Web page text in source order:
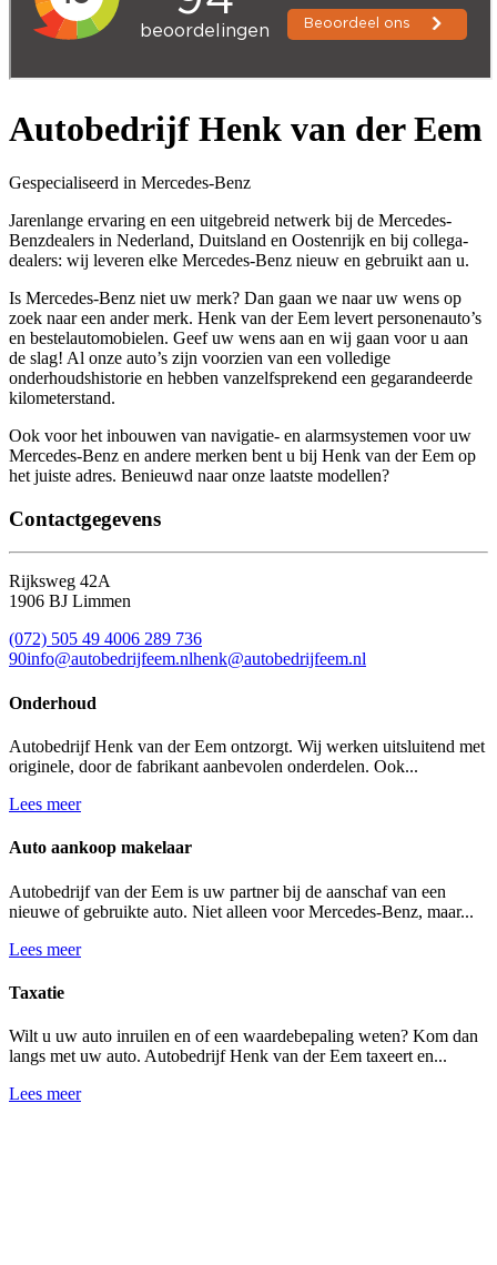
Autobedrijf Henk van der Eem
Gespecialiseerd in Mercedes-Benz
Jarenlange ervaring en een uitgebreid netwerk bij de Mercedes-
Benzdealers in Nederland, Duitsland en Oostenrijk en bij collega-
dealers: wij leveren elke Mercedes-Benz nieuw en gebruikt aan u.
Is Mercedes-Benz niet uw merk? Dan gaan we naar uw wens op
zoek naar een ander merk. Henk van der Eem levert personenauto’s
en bestelautomobielen. Geef uw wens aan en wij gaan voor u aan
de slag! Al onze auto’s zijn voorzien van een volledige
onderhoudshistorie en hebben vanzelfsprekend een gegarandeerde
kilometerstand.
Ook voor het inbouwen van navigatie- en alarmsystemen voor uw
Mercedes-Benz en andere merken bent u bij Henk van der Eem op
het juiste adres. Benieuwd naar onze laatste modellen?
Contactgegevens
Rijksweg 42A
1906 BJ Limmen
(072) 505 49 4006 289 736
90info@autobedrijfeem.nlhenk@autobedrijfeem.nl
Onderhoud
Autobedrijf Henk van der Eem ontzorgt. Wij werken uitsluitend met
originele, door de fabrikant aanbevolen onderdelen. Ook...
Lees meer
Auto aankoop makelaar
Autobedrijf van der Eem is uw partner bij de aanschaf van een
nieuwe of gebruikte auto. Niet alleen voor Mercedes-Benz, maar...
Lees meer
Taxatie
Wilt u uw auto inruilen en of een waardebepaling weten? Kom dan
langs met uw auto. Autobedrijf Henk van der Eem taxeert en...
Lees meer